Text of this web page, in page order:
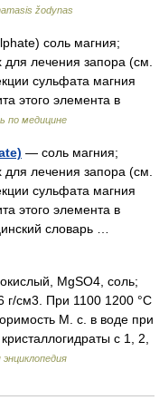
žodynas
соль магния;
лечения запора (см.
сульфата магния
этого элемента в
по медицине
— соль магния;
лечения запора (см.
сульфата магния
этого элемента в
словарь …
MgSO4, соль;
г/см3. При 1100 1200 °C
М. с. в воде при
с 1, 2,